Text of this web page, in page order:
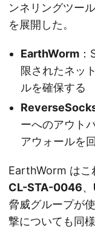
ンネリングツール
を展開した。
EarthWorm
限されたネッ
ルを確保する
ーへのアウト
アウォールを
EarthWorm はこ
CL-STA-0046、
脅威グループが
撃についても同